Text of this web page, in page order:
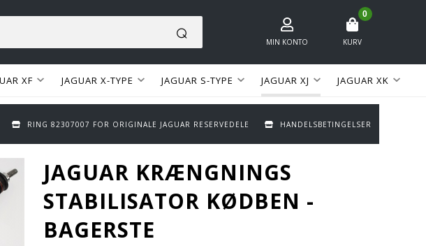
MIN KONTO
0
KURV
XF JAGUAR X-TYPE JAGUAR S-TYPE JAGUAR XJ JAGUAR XK
RING 82307007 FOR ORIGINALE JAGUAR RESERVEDELE HANDELSBETINGELSER
JAGUAR KRÆNGNINGS
STABILISATOR KØDBEN -
BAGERSTE